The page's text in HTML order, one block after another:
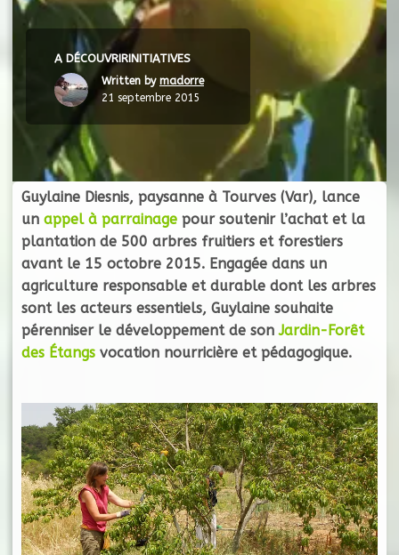
A DÉCOUVRIRINITIATIVES
Written by madorre
21 septembre 2015
Guylaine Diesnis, paysanne à Tourves (Var), lance
un appel à parrainage pour soutenir l’achat et la
plantation de 500 arbres fruitiers et forestiers
avant le 15 octobre 2015. Engagée dans un
agriculture responsable et durable dont les arbres
sont les acteurs essentiels, Guylaine souhaite
pérenniser le développement de sonJardin-Forêt
des Étangs vocation nourricière et pédagogique.